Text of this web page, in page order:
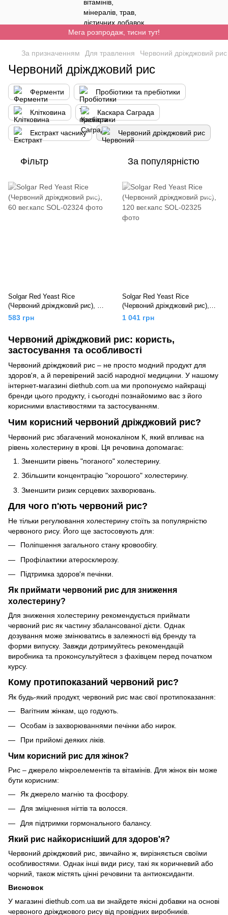
Мега розпродаж, тисни тут!
За призначенням Для травлення Червоний дріжджовий рис
Червоний дріжджовий рис
Ферменти Пробіотики та пребіотики
Клітковина Каскара Саграда
Екстракт часнику Червоний дріжджовий рис
Фільтр За популярністю
Solgar Red Yeast Rice
(Червоний дріжджовий рис), 60
вег.капс
583 грн
Solgar Red Yeast Rice
(Червоний дріжджовий рис),
120 вег.капс
1 041 грн
Червоний дріжджовий рис: користь,
застосування та особливості
Червоний дріжджовий рис – не просто модний продукт для
здоров'я, а й перевірений засіб народної медицини. У нашому
інтернет-магазині diethub.com.ua ми пропонуємо найкращі
бренди цього продукту, і сьогодні познайомимо вас з його
корисними властивостями та застосуванням.
Чим корисний червоний дріжджовий рис?
Червоний рис збагачений монокаліном К, який впливає на
рівень холестерину в крові. Ця речовина допомагає:
Зменшити рівень "поганого" холестерину.
Збільшити концентрацію "хорошого" холестерину.
Зменшити ризик серцевих захворювань.
Для чого п'ють червоний рис?
Не тільки регулювання холестерину стоїть за популярністю
червоного рису. Його ще застосовують для:
Поліпшення загального стану кровообігу.
Профілактики атеросклерозу.
Підтримка здоров'я печінки.
Як приймати червоний рис для зниження
холестерину?
Для зниження холестерину рекомендується приймати
червоний рис як частину збалансованої дієти. Однак
дозування може змінюватись в залежності від бренду та
форми випуску. Завжди дотримуйтесь рекомендацій
виробника та проконсультуйтеся з фахівцем перед початком
курсу.
Кому протипоказаний червоний рис?
Як будь-який продукт, червоний рис має свої протипоказання:
Вагітним жінкам, що годують.
Особам із захворюваннями печінки або нирок.
При прийомі деяких ліків.
Чим корисний рис для жінок?
Рис – джерело мікроелементів та вітамінів. Для жінок він може
бути корисним:
Як джерело магнію та фосфору.
Для зміцнення нігтів та волосся.
Для підтримки гормонального балансу.
Який рис найкорисніший для здоров'я?
Червоний дріжджовий рис, звичайно ж, вирізняється своїми
особливостями. Однак інші види рису, такі як коричневий або
чорний, також містять цінні речовини та антиоксиданти.
Висновок
У магазині diethub.com.ua ви знайдете якісні добавки на основі
червоного дріжджового рису від провідних виробників.